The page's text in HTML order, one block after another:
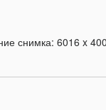
снимка: 6016 x